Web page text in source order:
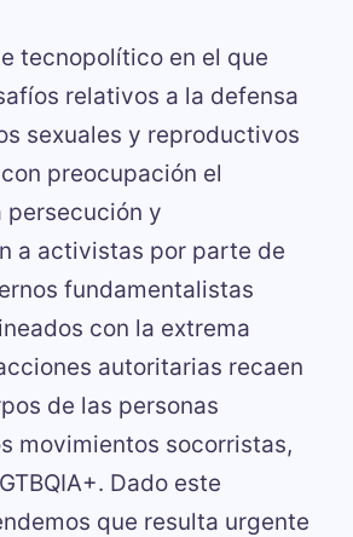
tecnopolítico en el que
relativos a la defensa
sexuales y reproductivos
preocupación el
persecución y
a activistas por parte de
fundamentalistas
con la extrema
autoritarias recaen
de las personas
movimientos socorristas,
Dado este
que resulta urgente